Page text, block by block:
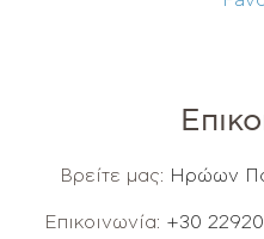
Βρείτε μας: Ηρώων
Επικοινωνία: +30 22920